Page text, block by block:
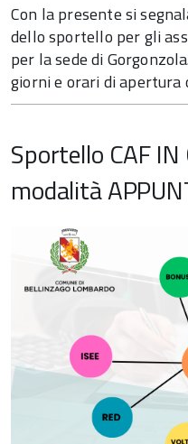
Con la presente si
dello sportello per gli
per la sede di
giorni e orari di apertura
Sportello CAF
modalità